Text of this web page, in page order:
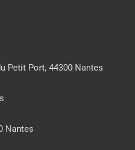
Petit Port, 44300 Nantes
Nantes